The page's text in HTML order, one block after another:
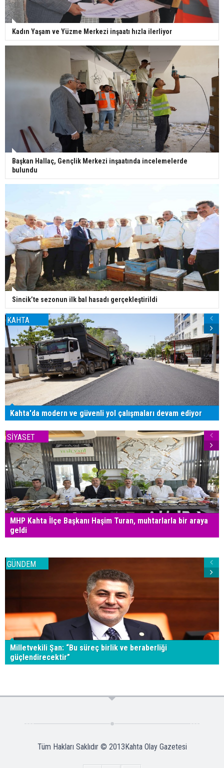
Kadın Yaşam ve Yüzme Merkezi inşaatı hızla ilerliyor
Başkan Hallaç, Gençlik Merkezi inşaatında incelemelerde
bulundu
Sincik’te sezonun ilk bal hasadı gerçekleştirildi
KAHTA
Kahta'da modern ve güvenli yol çalışmaları devam ediyor
SİYASET
MHP Kahta İlçe Başkanı Haşim Turan, muhtarlarla bir araya
geldi
GÜNDEM
Milletvekili Şan: “Bu süreç birlik ve beraberliği
güçlendirecektir”
Tüm Hakları Saklıdır © 2013 Kahta Olay Gazetesi